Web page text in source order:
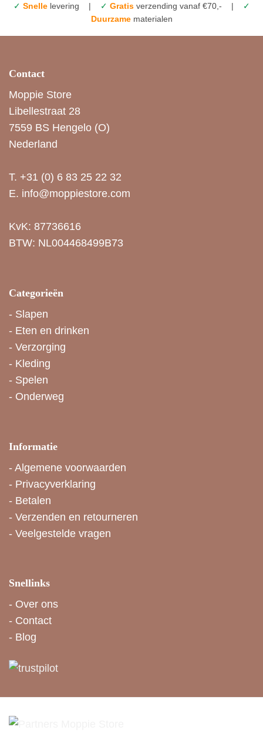
✓ Snellelevering | ✓ Gratisverzending vanaf €70,- |
✓
Duurzamematerialen
Contact
Moppie Store
Libellestraat 28
7559 BS Hengelo (O)
Nederland
T. +31 (0) 6 83 25 22 32
E. info@moppiestore.com
KvK: 87736616
BTW: NL004468499B73
Categorieën
- Slapen
- Eten en drinken
- Verzorging
- Kleding
- Spelen
- Onderweg
Informatie
- Algemene voorwaarden
- Privacyverklaring
- Betalen
- Verzenden en retourneren
- Veelgestelde vragen
Snellinks
- Over ons
- Contact
- Blog